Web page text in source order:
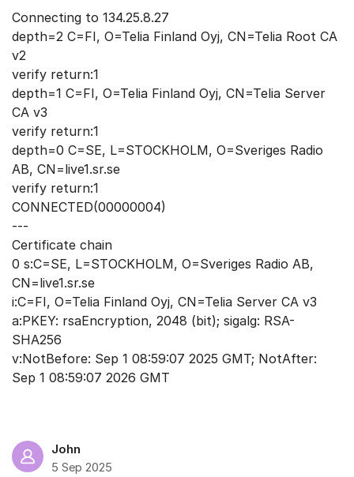
Connecting to 134.25.8.27
depth=2 C=FI, O=Telia Finland Oyj, CN=Telia Root CA
v2
verify return:1
depth=1 C=FI, O=Telia Finland Oyj, CN=Telia Server
CA v3
verify return:1
depth=0 C=SE, L=STOCKHOLM, O=Sveriges Radio
AB, CN=live1.sr.se
verify return:1
CONNECTED(00000004)
---
Certificate chain
0 s:C=SE, L=STOCKHOLM, O=Sveriges Radio AB,
CN=live1.sr.se
i:C=FI, O=Telia Finland Oyj, CN=Telia Server CA v3
a:PKEY: rsaEncryption, 2048 (bit); sigalg: RSA-
SHA256
v:NotBefore: Sep 1 08:59:07 2025 GMT; NotAfter:
Sep 1 08:59:07 2026 GMT
John
5 Sep 2025